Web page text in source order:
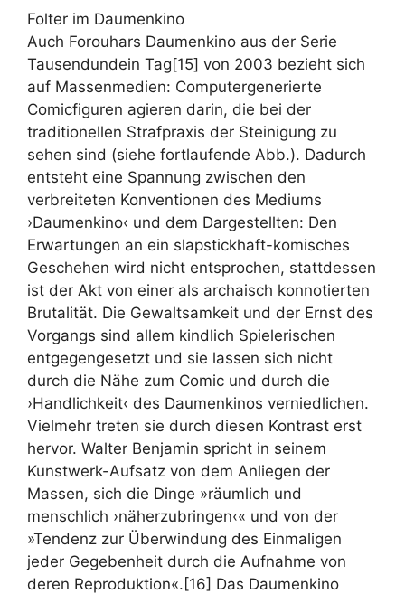
Folter im Daumenkino
Auch Forouhars Daumenkino aus der Serie
Tausendundein Tag[15] von 2003 bezieht sich
auf Massenmedien: Computergenerierte
Comicfiguren agieren darin, die bei der
traditionellen Strafpraxis der Steinigung zu
sehen sind (siehe fortlaufende Abb.). Dadurch
entsteht eine Spannung zwischen den
verbreiteten Konventionen des Mediums
›Daumenkino‹ und dem Dargestellten: Den
Erwartungen an ein slapstickhaft-komisches
Geschehen wird nicht entsprochen, stattdessen
ist der Akt von einer als archaisch konnotierten
Brutalität. Die Gewaltsamkeit und der Ernst des
Vorgangs sind allem kindlich Spielerischen
entgegengesetzt und sie lassen sich nicht
durch die Nähe zum Comic und durch die
›Handlichkeit‹ des Daumenkinos verniedlichen.
Vielmehr treten sie durch diesen Kontrast erst
hervor. Walter Benjamin spricht in seinem
Kunstwerk-Aufsatz von dem Anliegen der
Massen, sich die Dinge »räumlich und
menschlich ›näherzubringen‹« und von der
»Tendenz zur Überwindung des Einmaligen
jeder Gegebenheit durch die Aufnahme von
deren Reproduktion«.[16] Das Daumenkino